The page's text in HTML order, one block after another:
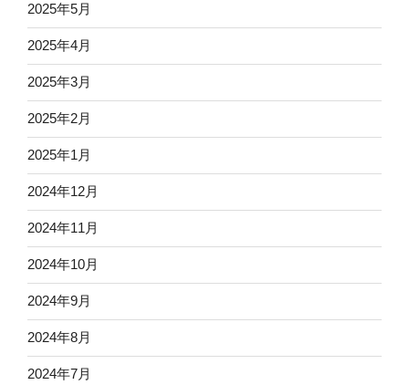
2025年5月
2025年4月
2025年3月
2025年2月
2025年1月
2024年12月
2024年11月
2024年10月
2024年9月
2024年8月
2024年7月